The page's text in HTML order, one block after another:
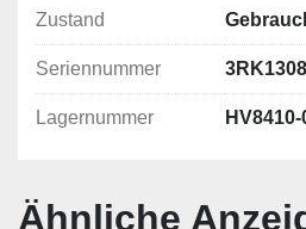
Zustand
Seriennummer
Lagernummer
Ähnliche